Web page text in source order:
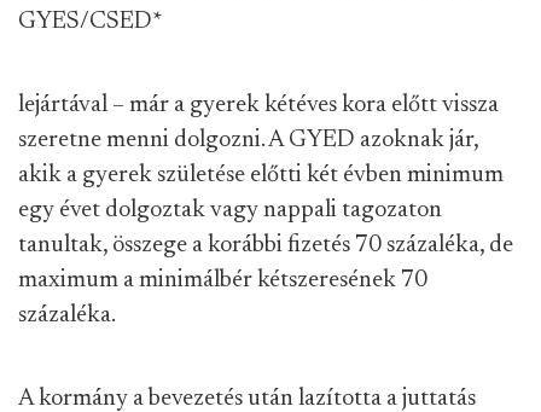
GYES/CSED*
lejártával – már a gyerek kétéves kora előtt vissza
szeretne menni dolgozni. A GYED azoknak jár,
akik a gyerek születése előtti két évben minimum
egy évet dolgoztak vagy nappali tagozaton
tanultak, összege a korábbi fizetés 70 százaléka, de
maximum a minimálbér kétszeresének 70
százaléka.
A kormány a bevezetés után lazította a juttatás